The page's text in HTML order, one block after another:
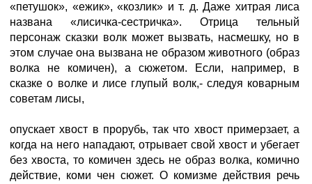
«петушок», «ежик», «козлик» и т. д. Даже хитрая лиса
названа «лисичка-сестричка». Отрица тельный
персонаж сказки волк может вызвать, насмешку, но в
этом случае она вызвана не образом животного (образ
волка не комичен), а сюжетом. Если, например, в
сказке о волке и лисе глупый волк,- следуя коварным
советам лисы,
опускает хвост в прорубь, так что хвост примерзает, а
когда на него нападают, отрывает свой хвост и убегает
без хвоста, то комичен здесь не образ волка, комично
действие, коми чен сюжет. О комизме действия речь